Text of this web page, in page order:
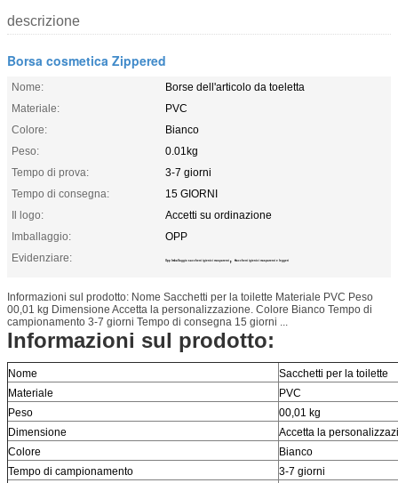
descrizione
Borsa cosmetica Zippered
Nome:
Borse dell'articolo da toeletta
Materiale:
PVC
Colore:
Bianco
Peso:
0.01kg
Tempo di prova:
3-7 giorni
Tempo di consegna:
15 GIORNI
Il logo:
Accetti su ordinazione
Imballaggio:
OPP
Evidenziare:
Opp Imballaggio sacchetti igienici trasparenti , Sacchetti igienici trasparenti e leggeri
Informazioni sul prodotto: Nome Sacchetti per la toilette Materiale PVC Peso
00,01 kg Dimensione Accetta la personalizzazione. Colore Bianco Tempo di
campionamento 3-7 giorni Tempo di consegna 15 giorni ...
Informazioni sul prodotto:
Nome
Sacchetti per la toilette
Materiale
PVC
Peso
00,01 kg
Dimensione
Accetta la
Colore
Bianco
Tempo di campionamento
3-7 giorni